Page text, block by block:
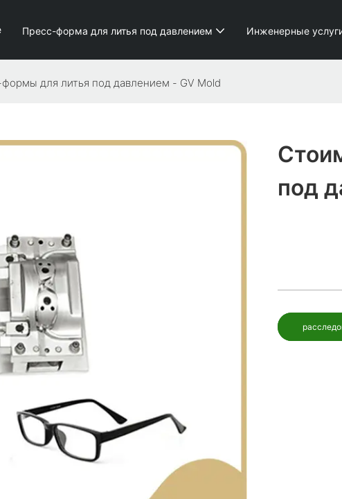
Пресс-форма для литья под давлением Инженерные
для литья под давлением - GV Mold
под